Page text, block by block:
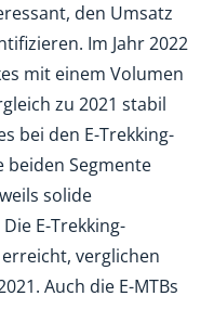
den Umsatz
Im Jahr 2022
mit einem Volumen
zu 2021 stabil
bei den E-Trekking-
beiden Segmente
solide
E-Trekking-
verglichen
Auch die E-MTBs